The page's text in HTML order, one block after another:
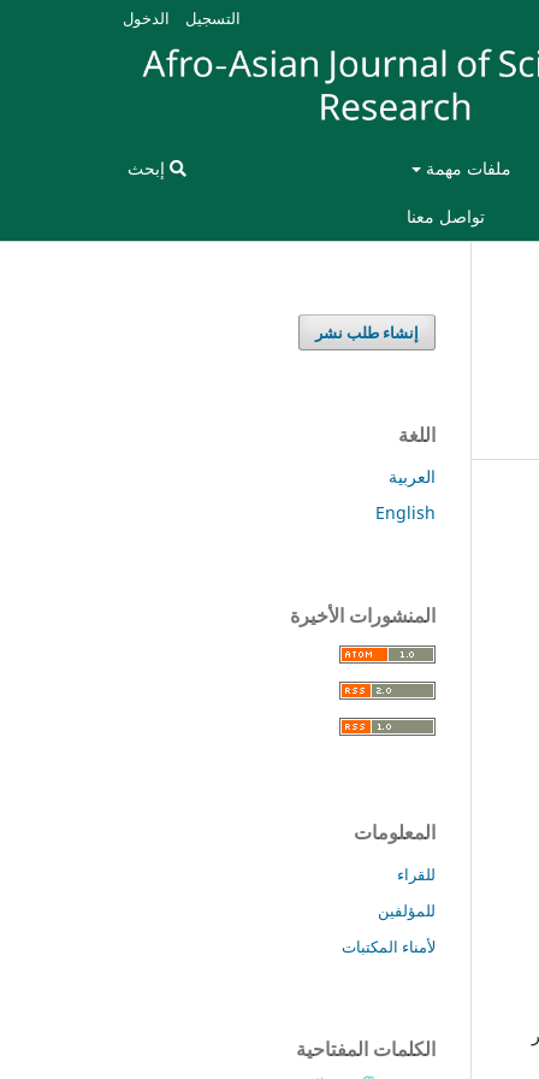
ملفات مهمة
تواصل معنا
إبحث
التسجيل الدخول
إنشاء طلب نشر
اللغة
العربية
English
المنشورات الأخيرة
المعلومات
للقراء
للمؤلفين
لأمناء المكتبات
الكلمات المفتاحية